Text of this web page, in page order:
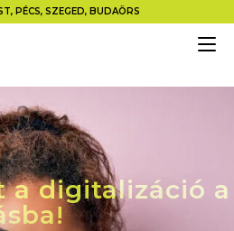
PÉCS, SZEGED, BUDAÖRS
a digitalizáció a